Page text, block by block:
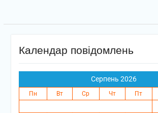
Календар повідомлень
Серпень 2026
Пн Вт Ср Чт Пт